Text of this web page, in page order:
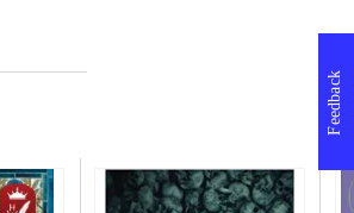
Feedback